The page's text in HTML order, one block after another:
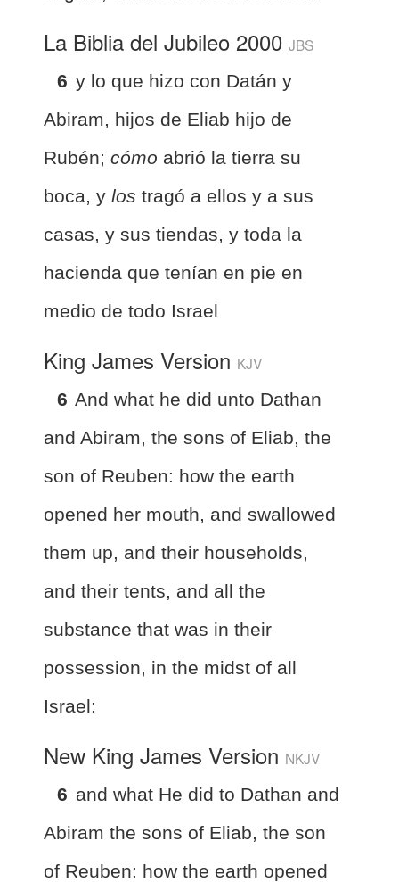
La Biblia del Jubileo 2000 JBS
6 y lo que hizo con Datán y
Abiram, hijos de Eliab hijo de
Rubén; cómo abrió la tierra su
boca, y los tragó a ellos y a sus
casas, y sus tiendas, y toda la
hacienda que tenían en pie en
medio de todo Israel
King James Version KJV
6 And what he did unto Dathan
and Abiram, the sons of Eliab, the
son of Reuben: how the earth
opened her mouth, and swallowed
them up, and their households,
and their tents, and all the
substance that was in their
possession, in the midst of all
Israel:
New King James Version NKJV
6 and what He did to Dathan and
Abiram the sons of Eliab, the son
of Reuben: how the earth opened